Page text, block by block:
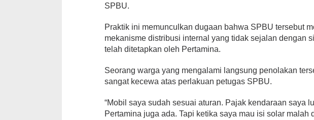
SPBU.
Praktik ini memunculkan dugaan bahwa SPBU tersebut
mekanisme distribusi internal yang tidak sejalan dengan
telah ditetapkan oleh Pertamina.
Seorang warga yang mengalami langsung penolakan
sangat kecewa atas perlakuan petugas SPBU.
“Mobil saya sudah sesuai aturan. Pajak kendaraan saya
Pertamina juga ada. Tapi ketika saya mau isi solar malah